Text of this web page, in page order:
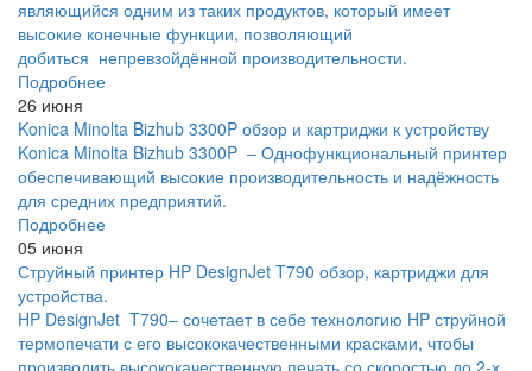
являющийся одним из таких продуктов, который имеет
высокие конечные функции, позволяющий
добиться непревзойдённой производительности.
Подробнее
26 июня
Konica Minolta Bizhub 3300P обзор и картриджи к устройству
Konica Minolta Bizhub 3300P – Однофункциональный принтер
обеспечивающий высокие производительность и надёжность
для средних предприятий.
Подробнее
05 июня
Струйный принтер HP DesignJet T790 обзор, картриджи для
устройства.
HP DesignJet T790– сочетает в себе технологию HP струйной
термопечати с его высококачественными красками, чтобы
производить высококачественную печать со скоростью до 2-х